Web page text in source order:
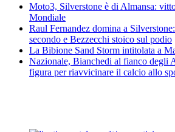
Moto3, Silverstone è di Almansa:
Mondiale
Raul Fernandez domina a
secondo e Bezzecchi stoico sul podio
La Bibione Sand Storm intitolata a
Nazionale, Bianchedi al fianco degli
figura per riavvicinare il calcio allo